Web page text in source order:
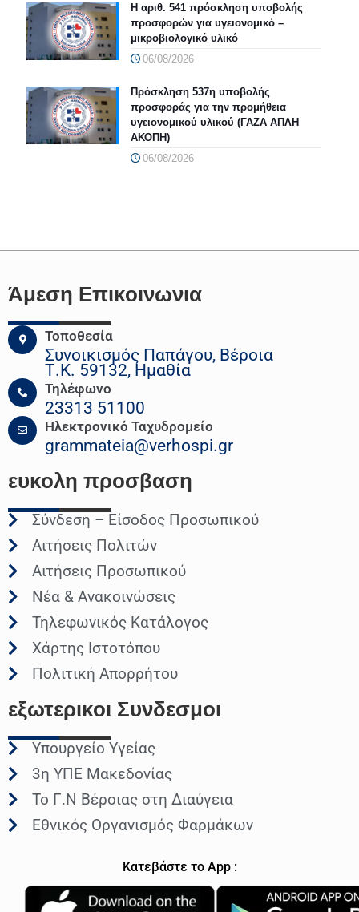
Η αριθ. 541 πρόσκληση υποβολής
προσφορών για υγειονομικό –
μικροβιολογικό υλικό
06/08/2026
Πρόσκληση 537η υποβολής
προσφοράς για την προμήθεια
υγειονομικού υλικού (ΓΑΖΑ ΑΠΛΗ
ΑΚΟΠΗ)
06/08/2026
Άμεση Επικοινωνια
Τοποθεσία
Συνοικισμός Παπάγου, Βέροια
Τ.Κ. 59132, Ημαθία
Τηλέφωνο
23313 51100
Ηλεκτρονικό Ταχυδρομείο
grammateia@verhospi.gr
ευκολη προσβαση
Σύνδεση – Είσοδος Προσωπικού
Αιτήσεις Πολιτών
Αιτήσεις Προσωπικού
Νέα & Ανακοινώσεις
Τηλεφωνικός Κατάλογος
Χάρτης Ιστοτόπου
Πολιτική Απορρήτου
εξωτερικοι Συνδεσμοι
Υπουργείο Υγείας
3η ΥΠΕ Μακεδονίας
Το Γ.Ν Βέροιας στη Διαύγεια
Εθνικός Οργανισμός Φαρμάκων
Κατεβάστε το App :